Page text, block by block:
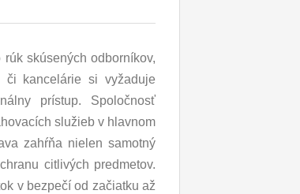
skúsených odborníkov,
či kancelárie si vyžaduje
prístup. Spoločnosť
služieb v hlavnom
zahŕňa nielen samotný
citlivých predmetov.
v bezpečí od začiatku až